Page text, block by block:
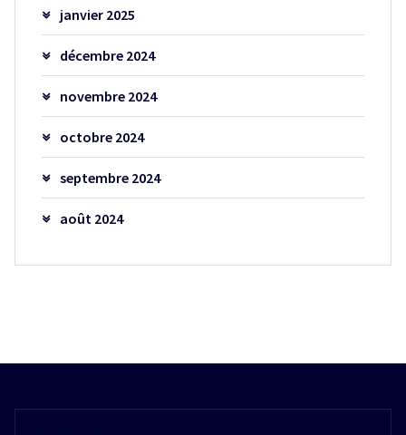
janvier 2025
décembre 2024
novembre 2024
octobre 2024
septembre 2024
août 2024